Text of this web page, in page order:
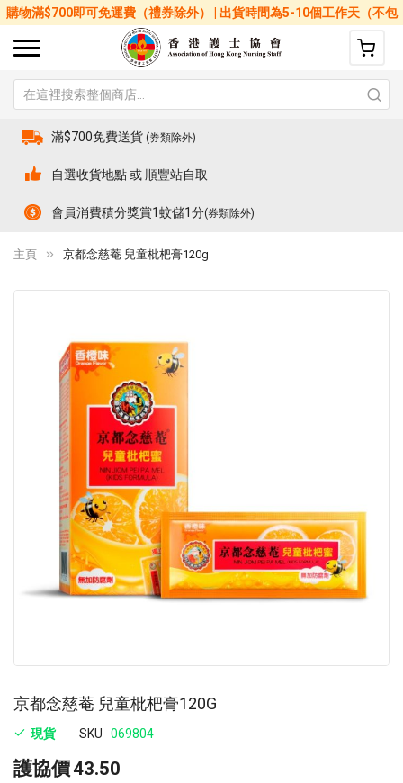
購物滿$700即可免運費（禮券除外） | 出貨時間為5-10個工作天（不包
括星期六、日及公眾假期）
滿$700免費送貨 (券類除外)
自選收貨地點 或 順豐站自取
會員消費積分獎賞1蚊儲1分(券類除外)
主頁 京都念慈菴 兒童枇杷膏120g
京都念慈菴 兒童枇杷膏120G
現貨 SKU 069804
護協價43.50